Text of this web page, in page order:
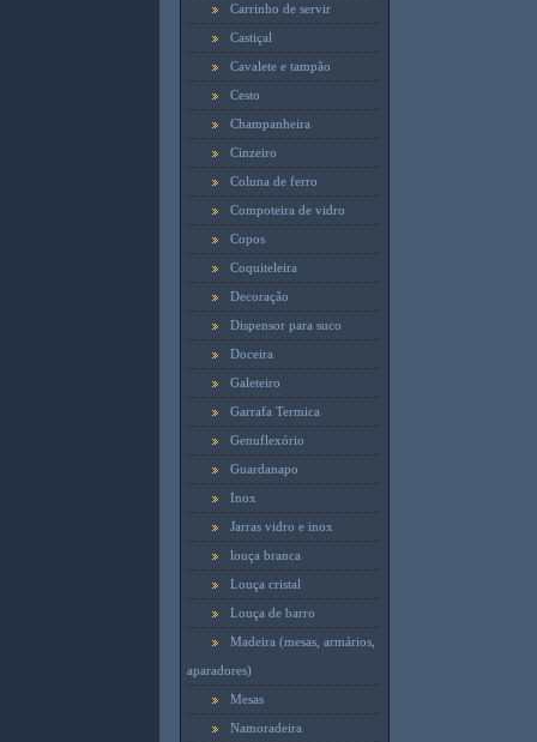
Carrinho de servir
Castiçal
Cavalete e tampão
Cesto
Champanheira
Cinzeiro
Coluna de ferro
Compoteira de vidro
Copos
Coquiteleira
Decoração
Dispensor para suco
Doceira
Galeteiro
Garrafa Termica
Genuflexório
Guardanapo
Inox
Jarras vidro e inox
louça branca
Louça cristal
Louça de barro
Madeira (mesas, armários,
aparadores)
Mesas
Namoradeira